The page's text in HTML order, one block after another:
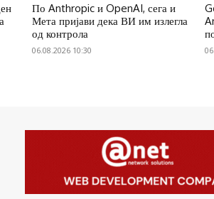
По Anthropic и OpenAI, сега и
Мета пријави дека ВИ им излегла
од контрола
06.08.2026 10:30